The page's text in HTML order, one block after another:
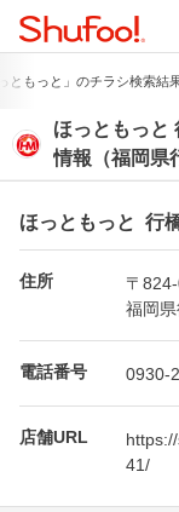
ともっと」のチラシ検索結
ほっともっと
情報（福岡県
ほっともっと 行
住所
〒
福岡
電話番号 0930-
店舗URL
41/